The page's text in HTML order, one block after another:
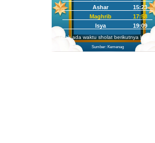
Ashar
15:23
Maghrib
17:58
Isya
19:09
Tidak ada waktu sholat berikutnya hari ini.
Sumber: Kemenag